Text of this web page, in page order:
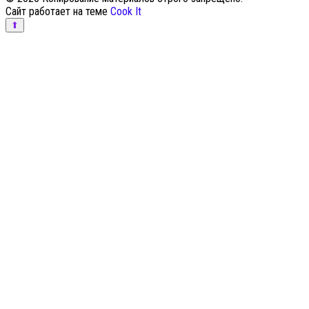
Сайт работает на теме Cook It